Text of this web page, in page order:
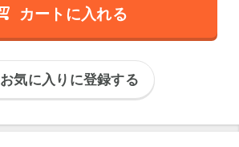
カートに入れる
お気に入りに登録する